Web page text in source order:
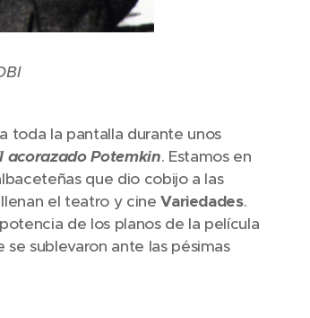
toda la pantalla durante unos
acorazado Potemkin. Estamos en
que dio cobijo a las
el teatro y cineVariedades.
de los planos de la película
sublevaron ante las pésimas